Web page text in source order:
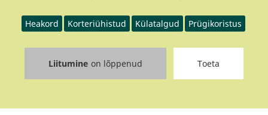
Heakord Korteriühistud Külatalgud Prügikoristus
Liitumine on lõppenud Toeta